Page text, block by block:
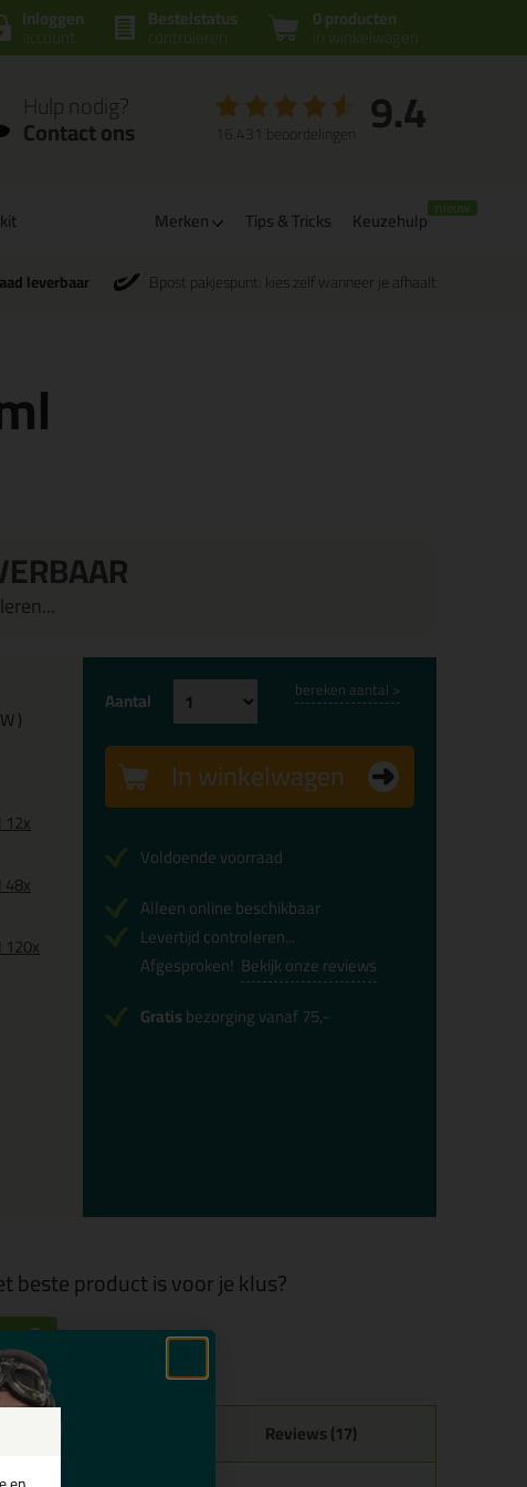
0 producten
in winkelwagen
Bestelstatus
controleren
Inloggen
account
Hulp nodig?
Contact ons 9.4
16.431 beoordelingen
Merken Tips & Tricks Keuzehulp
leverbaar Bpost pakjespunt: kies zelf wanneer je afhaalt
)
Aantal bereken aantal >
In winkelwagen
Voldoende voorraad
Alleen online beschikbaar
Levertijd controleren...
Afgesproken! Bekijk onze reviews
Gratisbezorging vanaf 75,-
beste product is voor je klus?
Specificaties Reviews (17)